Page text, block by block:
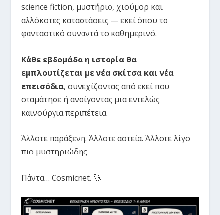
science fiction, μυστήριο, χιούμορ και
αλλόκοτες καταστάσεις — εκεί όπου το
φανταστικό συναντά το καθημερινό.
Κάθε εβδομάδα η ιστορία θα
εμπλουτίζεται με νέα σκίτσα και νέα
επεισόδια, συνεχίζοντας από εκεί που
σταμάτησε ή ανοίγοντας μια εντελώς
καινούργια περιπέτεια.
Άλλοτε παράξενη. Άλλοτε αστεία. Άλλοτε λίγο
πιο μυστηριώδης.
Πάντα… Cosmicnet. 🚀